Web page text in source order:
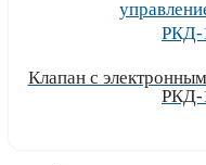
Клапан с
РКД-